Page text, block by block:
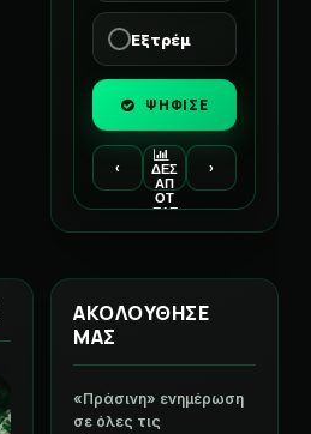
Εξτρέμ
ΨΗΦΙΣΕ
‹
ΔΕΣ
ΑΠ
ΟΤ
ΕΛΕ
›
ΑΚΟΛΟΥΘΗΣΕ
ΜΑΣ
«Πράσινη» ενημέρωση
σε όλες τις